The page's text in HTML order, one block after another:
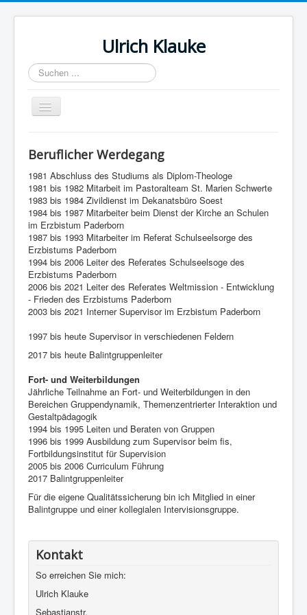
Ulrich Klauke
Suchen
...
Navigation
an/aus
Balintgruppe
Supervision
Wetterstation in Dörenhagen
Datenschutz
Beruflicher Werdegang
1981 Abschluss des Studiums als Diplom-Theologe
1981 bis 1982 Mitarbeit im Pastoralteam St. Marien Schwerte
1983 bis 1984 Zivildienst im Dekanatsbüro Soest
1984 bis 1987 Mitarbeiter beim Dienst der Kirche an Schulen
im Erzbistum Paderborn
1987 bis 1993 Mitarbeiter im Referat Schulseelsorge des
Erzbistums Paderborn
1994 bis 2006 Leiter des Referates Schulseelsoge des
Erzbistums Paderborn
2006 bis 2021 Leiter des Referates Weltmission - Entwicklung
- Frieden des Erzbistums Paderborn
2003 bis 2021 Interner Supervisor im Erzbistum Paderborn
1997 bis heute Supervisor in verschiedenen Feldern
2017 bis heute Balintgruppenleiter
Fort- und Weiterbildungen
Jährliche Teilnahme an Fort- und Weiterbildungen in den
Bereichen Gruppendynamik, Themenzentrierter Interaktion und
Gestaltpädagogik
1994 bis 1995 Leiten und Beraten von Gruppen
1996 bis 1999 Ausbildung zum Supervisor beim fis,
Fortbildungsinstitut für Supervision
2005 bis 2006 Curriculum Führung
2017 Balintgruppenleiter
Für die eigene Qualitätssicherung bin ich Mitglied in einer
Balintgruppe und einer kollegialen Intervisionsgruppe.
Kontakt
So erreichen Sie mich:
Ulrich Klauke
Sebastianstr.